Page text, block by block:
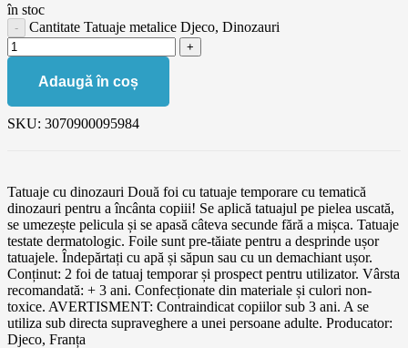
în stoc
Cantitate Tatuaje metalice Djeco, Dinozauri
Adaugă în coș
SKU: 3070900095984
Tatuaje cu dinozauri Două foi cu tatuaje temporare cu tematică
dinozauri pentru a încânta copiii! Se aplică tatuajul pe pielea uscată,
se umezește pelicula și se apasă câteva secunde fără a mișca. Tatuaje
testate dermatologic. Foile sunt pre-tăiate pentru a desprinde ușor
tatuajele. Îndepărtați cu apă și săpun sau cu un demachiant ușor.
Conținut: 2 foi de tatuaj temporar și prospect pentru utilizator. Vârsta
recomandată: + 3 ani. Confecționate din materiale și culori non-
toxice. AVERTISMENT: Contraindicat copiilor sub 3 ani. A se
utiliza sub directa supraveghere a unei persoane adulte. Producator:
Djeco, Franța